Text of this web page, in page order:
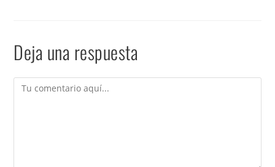
Deja una respuesta